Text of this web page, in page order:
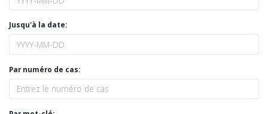
Jusqu'à la date:
Par numéro de cas: